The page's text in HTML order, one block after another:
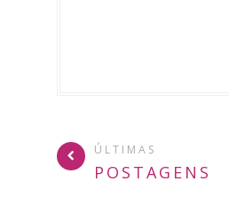
ÚLTIMAS
POSTAGENS